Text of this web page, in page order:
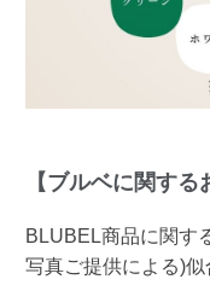
【ブルベに関する
BLUBEL商品に関す
写真ご提供による)